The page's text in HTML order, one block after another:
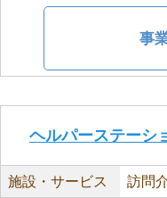
事
ヘルパーステーシ
施設・サービス 訪問